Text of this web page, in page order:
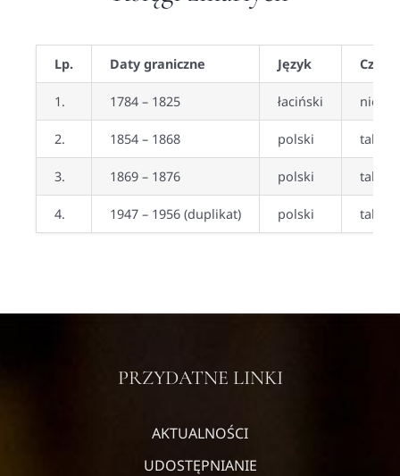
Lp. Daty graniczne Język Czy
1. 1784 – 1825 łaciński nie
2. 1854 – 1868 polski tak
3. 1869 – 1876 polski tak
4. 1947 – 1956 (duplikat) polski tak
PRZYDATNE LINKI
AKTUALNOŚCI
UDOSTĘPNIANIE